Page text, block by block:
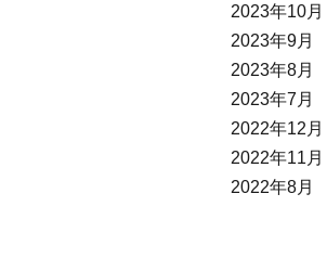
2023年10月
2023年9月
2023年8月
2023年7月
2022年12月
2022年11月
2022年8月